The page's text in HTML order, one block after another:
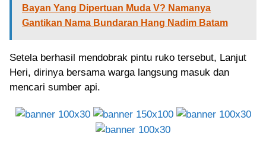
Bayan Yang Dipertuan Muda V? Namanya
Gantikan Nama Bundaran Hang Nadim Batam
Setela berhasil mendobrak pintu ruko tersebut, Lanjut
Heri, dirinya bersama warga langsung masuk dan
mencari sumber api.